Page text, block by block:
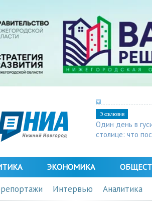
Эксклюзив
Один день в
столице: что
ЭКОНОМИКА
Интервью Аналитика